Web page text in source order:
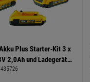
Plus Starter-Kit 3 x
2,0Ah und Ladegerät